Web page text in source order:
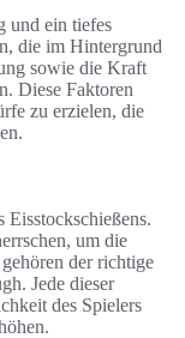
und ein tiefes
die im Hintergrund
sowie die Kraft
Diese Faktoren
zu erzielen, die
Eisstockschießens.
um die
der richtige
Jede dieser
des Spielers